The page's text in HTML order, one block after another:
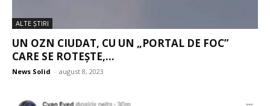
ALTE ŞTIRI
UN OZN CIUDAT, CU UN „PORTAL DE FOC”
CARE SE ROTEȘTE,...
News Solid - august 8, 2023